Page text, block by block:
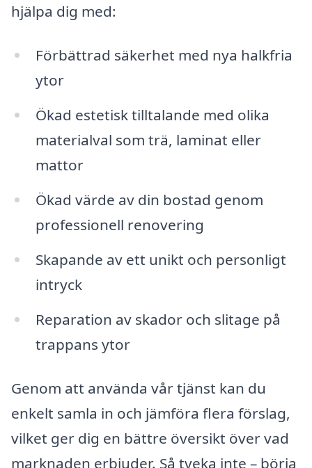
hjälpa dig med:
Förbättrad säkerhet med nya halkfria
ytor
Ökad estetisk tilltalande med olika
materialval som trä, laminat eller
mattor
Ökad värde av din bostad genom
professionell renovering
Skapande av ett unikt och personligt
intryck
Reparation av skador och slitage på
trappans ytor
Genom att använda vår tjänst kan du
enkelt samla in och jämföra flera förslag,
vilket ger dig en bättre översikt över vad
marknaden erbjuder. Så tveka inte – börja